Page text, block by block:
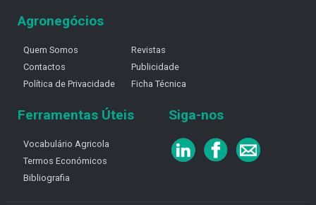
Agronegócios
Quem Somos
Contactos
Política de Privacidade
Revistas
Publicidade
Ficha Técnica
Ferramentas Úteis
Vocabulário Agricola
Termos Económicos
Bibliografia
Siga-nos